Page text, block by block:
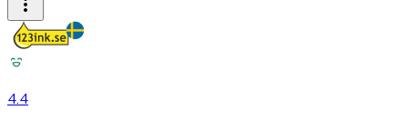
4.4